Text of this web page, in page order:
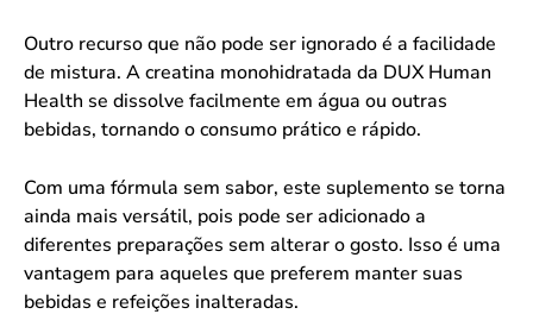
Outro recurso que não pode ser ignorado é a facilidade
de mistura. A creatina monohidratada da DUX Human
Health se dissolve facilmente em água ou outras
bebidas, tornando o consumo prático e rápido.
Com uma fórmula sem sabor, este suplemento se torna
ainda mais versátil, pois pode ser adicionado a
diferentes preparações sem alterar o gosto. Isso é uma
vantagem para aqueles que preferem manter suas
bebidas e refeições inalteradas.